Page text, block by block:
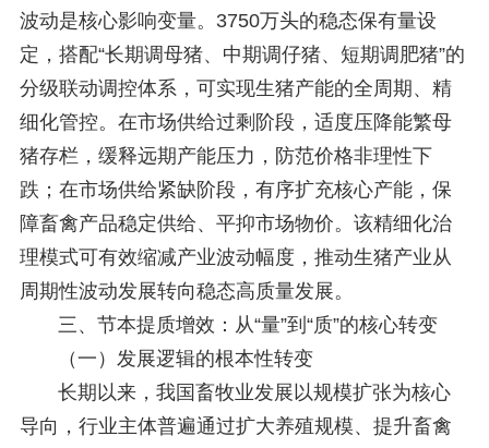
波动是核心影响变量。3750万头的稳态保有量设
定，搭配“长期调母猪、中期调仔猪、短期调肥猪”的
分级联动调控体系，可实现生猪产能的全周期、精
细化管控。在市场供给过剩阶段，适度压降能繁母
猪存栏，缓释远期产能压力，防范价格非理性下
跌；在市场供给紧缺阶段，有序扩充核心产能，保
障畜禽产品稳定供给、平抑市场物价。该精细化治
理模式可有效缩减产业波动幅度，推动生猪产业从
周期性波动发展转向稳态高质量发展。
三、节本提质增效：从“量”到“质”的核心转变
（一）发展逻辑的根本性转变
长期以来，我国畜牧业发展以规模扩张为核心
导向，行业主体普遍通过扩大养殖规模、提升畜禽